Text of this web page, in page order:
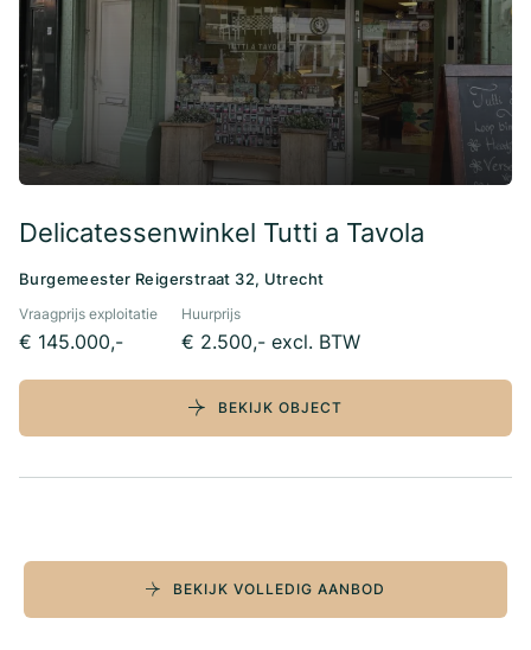
Delicatessenwinkel Tutti a Tavola
Burgemeester Reigerstraat 32, Utrecht
Vraagprijs exploitatie
€ 145.000,-
Huurprijs
€ 2.500,- excl. BTW
BEKIJK OBJECT
BEKIJK VOLLEDIG AANBOD